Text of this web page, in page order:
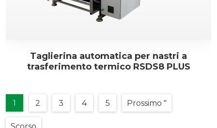
Taglierina automatica per nastri a
trasferimento termico RSDS8 PLUS
1 2 3 4 5 Prossimo "
Scorso